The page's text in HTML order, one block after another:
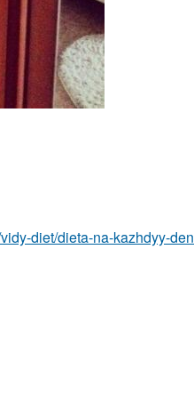
diet/dieta-na-kazhdyy-den